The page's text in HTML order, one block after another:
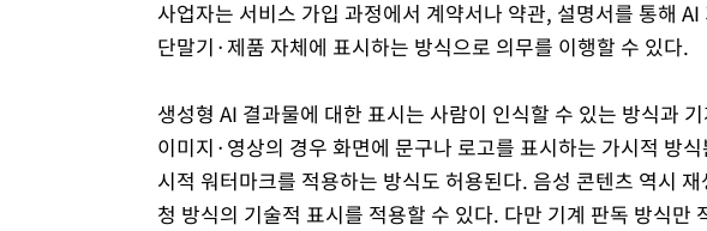
사업자는 서비스 가입 과정에서 계약서나 약관, 설명서를 통해
단말기·제품 자체에 표시하는 방식으로 의무를 이행할 수 있다.
생성형 AI 결과물에 대한 표시는 사람이 인식할 수 있는 방식과
이미지·영상의 경우 화면에 문구나 로고를 표시하는 가시적 방
시적 워터마크를 적용하는 방식도 허용된다. 음성 콘텐츠 역시
청 방식의 기술적 표시를 적용할 수 있다. 다만 기계 판독 방식만